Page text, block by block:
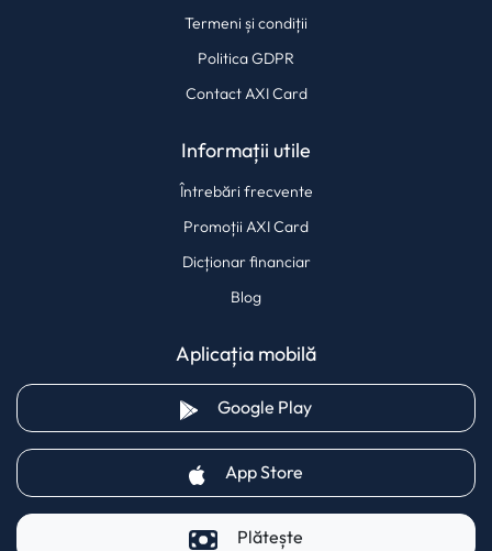
Termeni și condiții
Politica GDPR
Contact AXI Card
Informații utile
Întrebări frecvente
Promoții AXI Card
Dicționar financiar
Blog
Aplicația mobilă
Google Play(opens in a new tab)
App Store
Plătește